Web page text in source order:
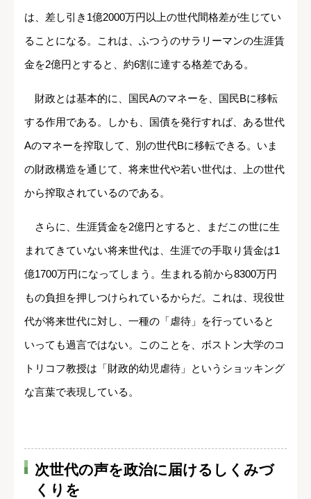
は、差し引き1億2000万円以上の世代間格差が生じてい
ることになる。これは、ふつうのサラリーマンの生涯賃
金を2億円とすると、約6割に達する格差である。
財政とは基本的に、国民Aのマネーを、国民Bに移転
する作用である。しかも、国債を発行すれば、ある世代
Aのマネーを搾取して、別の世代Bに移転できる。いま
の財政構造を通じて、将来世代や若い世代は、上の世代
から搾取されているのである。
さらに、生涯賃金を2億円とすると、まだこの世に生
まれてきていない将来世代は、生涯での手取り賃金は1
億1700万円になってしまう。生まれる前から8300万円
もの負担を押しつけられているからだ。これは、現役世
代が将来世代に対し、一種の「虐待」を行っていると
いっても過言ではない。このことを、ボストン大学のコ
トリコフ教授は「財政的幼児虐待」というショッキング
な言葉で表現している。
次世代の声を政治に届けるしくみづ
くりを